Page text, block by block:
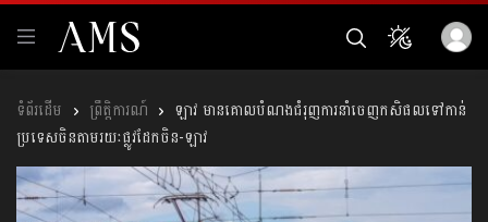
ព្រឹត្តិការណ៍
ឡាវ មានគោលបំណងជំរុញការនាំចេញកសិផលទៅកាន់
ប្រទេសចិនតាមរយៈផ្លូវដែកចិន-ឡាវ